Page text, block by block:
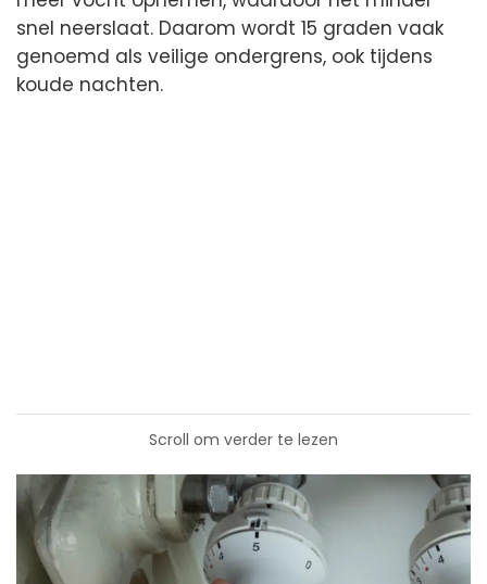
snel neerslaat. Daarom wordt 15 graden vaak
genoemd als veilige ondergrens, ook tijdens
koude nachten.
Scroll om verder te lezen